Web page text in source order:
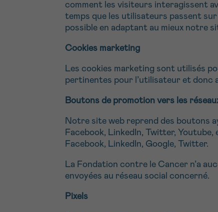
comment les visiteurs interagissent
temps que les utilisateurs passent
possible en adaptant au mieux notre
Cookies marketing
Les cookies marketing sont utilisés
pertinentes pour l’utilisateur et donc
Boutons de promotion vers les
Notre site web reprend des boutons
Facebook, LinkedIn, Twitter,
Facebook, LinkedIn, Google, Twitter.
La Fondation contre le Cancer n’a
envoyées au réseau social concerné.
Pixels